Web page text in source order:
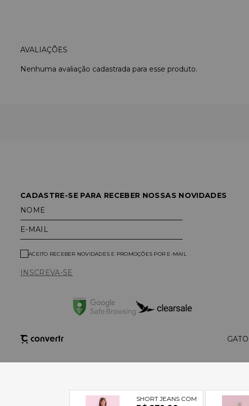
Nenhuma avaliação cadastrada para esse produto.
CADASTRE-SE PARA RECEBER NOSSAS NOVIDADES
NOME
E-MAIL
INSCREVA-SE
ACEITO RECEBER NOVIDADES E PROMOÇÕES POR E-MAIL